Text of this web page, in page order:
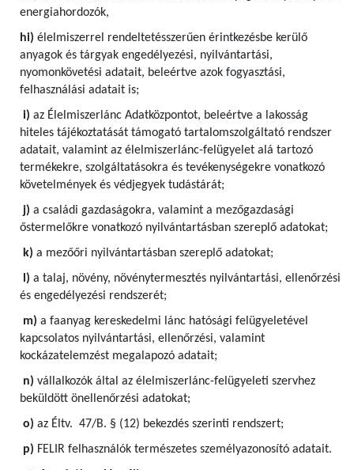
energiahordozók,
hi) élelmiszerrel rendeltetésszerűen érintkezésbe kerülő
anyagok és tárgyak engedélyezési, nyilvántartási,
nyomonkövetési adatait, beleértve azok fogyasztási,
felhasználási adatait is;
i) az Élelmiszerlánc Adatközpontot, beleértve a lakosság
hiteles tájékoztatását támogató tartalomszolgáltató rendszer
adatait, valamint az élelmiszerlánc-felügyelet alá tartozó
termékekre, szolgáltatásokra és tevékenységekre vonatkozó
követelmények és védjegyek tudástárát;
j) a családi gazdaságokra, valamint a mezőgazdasági
őstermelőkre vonatkozó nyilvántartásban szereplő adatokat;
k) a mezőőri nyilvántartásban szereplő adatokat;
l) a talaj, növény, növénytermesztés nyilvántartási, ellenőrzési
és engedélyezési rendszerét;
m) a faanyag kereskedelmi lánc hatósági felügyeletével
kapcsolatos nyilvántartási, ellenőrzési, valamint
kockázatelemzést megalapozó adatait;
n) vállalkozók által az élelmiszerlánc-felügyeleti szervhez
beküldött önellenőrzési adatokat;
o) az Éltv. 47/B. § (12) bekezdés szerinti rendszert;
p) FELIR felhasználók természetes személyazonosító adatait.